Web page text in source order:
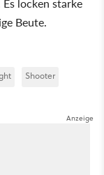
Beute.
Shooter